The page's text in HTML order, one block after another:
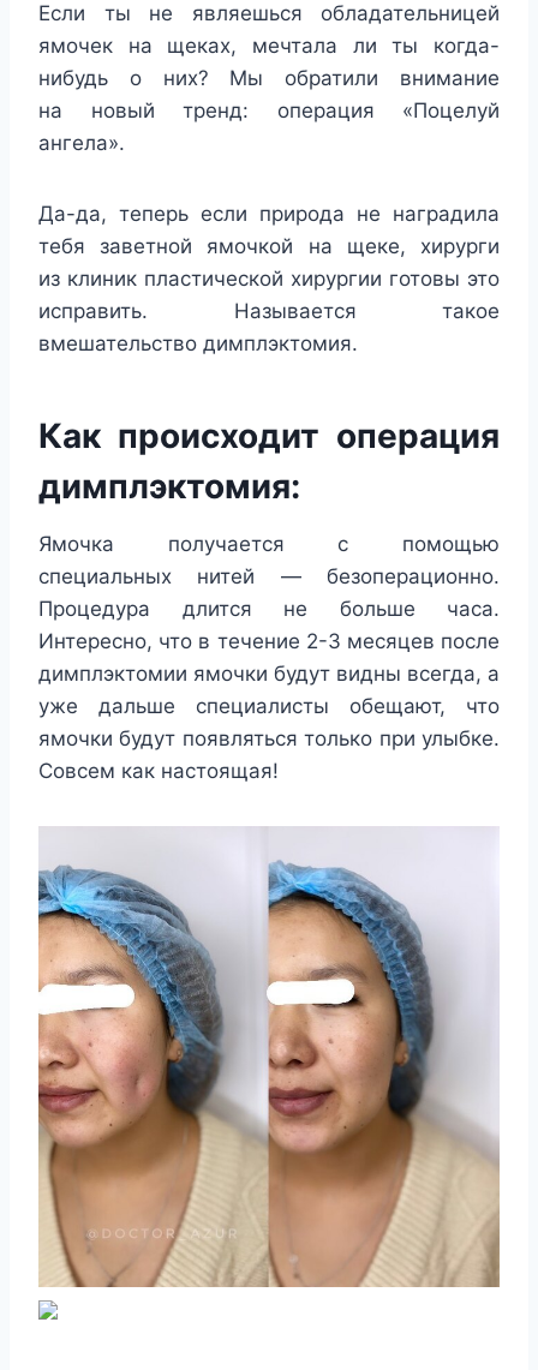
Если ты не являешься обладательницей
ямочек на щеках, мечтала ли ты когда-
нибудь о них? Мы обратили внимание
на новый тренд: операция «Поцелуй
ангела».
Да-да, теперь если природа не наградила
тебя заветной ямочкой на щеке, хирурги
из клиник пластической хирургии готовы это
исправить. Называется такое
вмешательство димплэктомия.
Как происходит операция
димплэктомия:
Ямочка получается с помощью
специальных нитей — безоперационно.
Процедура длится не больше часа.
Интересно, что в течение 2-3 месяцев после
димплэктомии ямочки будут видны всегда, а
уже дальше специалисты обещают, что
ямочки будут появляться только при улыбке.
Совсем как настоящая!